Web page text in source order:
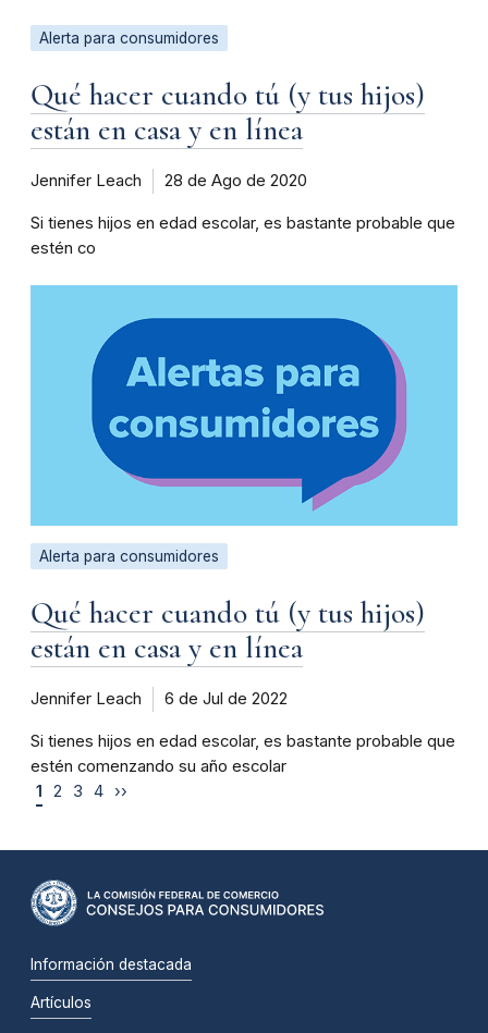
Alerta para consumidores
Qué hacer cuando tú (y tus hijos)
están en casa y en línea
Jennifer Leach 28 de Ago de 2020
Si tienes hijos en edad escolar, es bastante probable que
estén co
Alerta para consumidores
Qué hacer cuando tú (y tus hijos)
están en casa y en línea
Jennifer Leach 6 de Jul de 2022
Si tienes hijos en edad escolar, es bastante probable que
estén comenzando su año escolar
1
2 3 4 ››
Información destacada
Artículos